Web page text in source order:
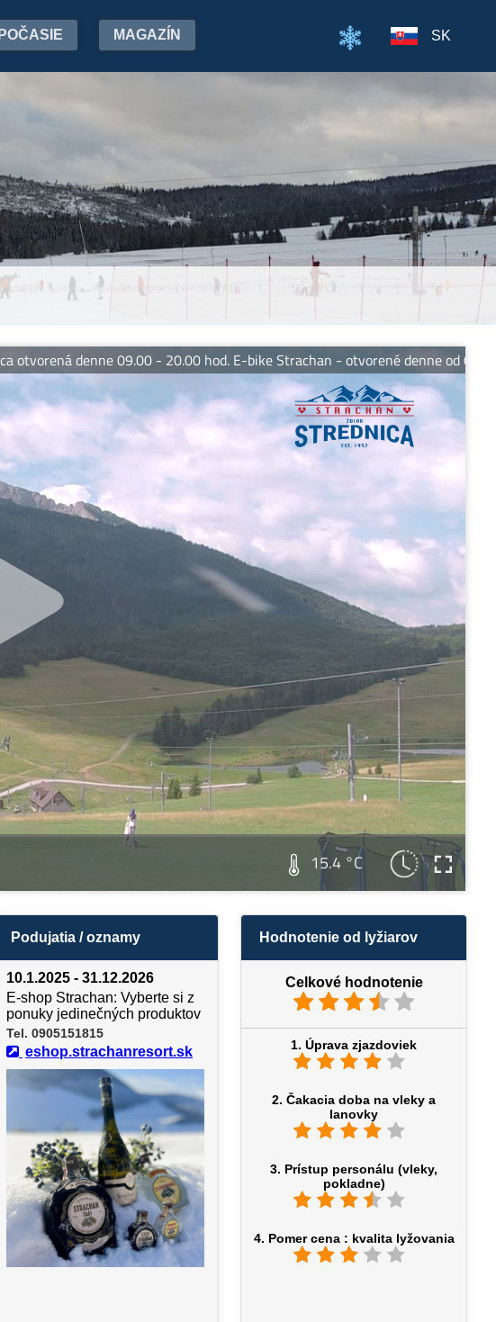
POČASIE MAGAZÍN SK
- 20.00 hod. E-bike Strachan - otvorené denne od 09.00 do 18.00 hod.
15.4 °C
Podujatia / oznamy
10.1.2025 - 31.12.2026
E-shop Strachan: Vyberte si z
ponuky jedinečných produktov
Tel. 0905151815
eshop.strachanresort.sk
Hodnotenie od lyžiarov
Celkové hodnotenie
1. Úprava zjazdoviek
2. Čakacia doba na vleky a
lanovky
3. Prístup personálu (vleky,
pokladne)
4. Pomer cena : kvalita lyžovania